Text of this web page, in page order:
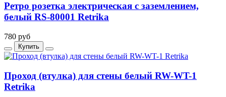
Ретро розетка электрическая с заземлением,
белый RS-80001 Retrika
780 руб
Купить
Проход (втулка) для стены белый RW-WT-1
Retrika